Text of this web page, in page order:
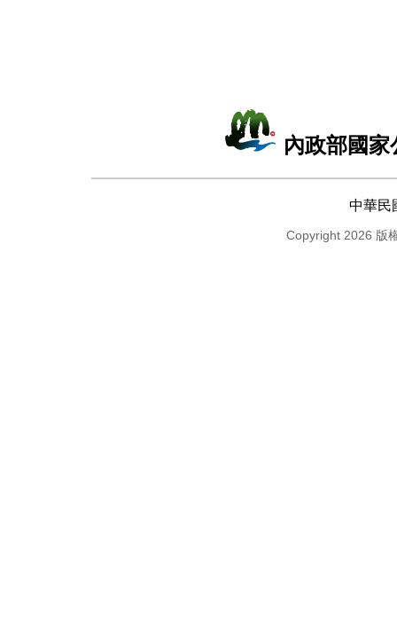
內政部國
中華民
Copyright 2026 版